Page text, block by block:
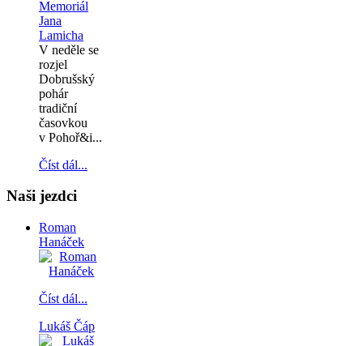
Memoriál
Jana
Lamicha
V neděle se
rozjel
Dobrušský
pohár
tradiční
časovkou
v Pohoř&i...
Číst dál...
Naši jezdci
Roman
Hanáček
Číst dál...
Lukáš Čáp